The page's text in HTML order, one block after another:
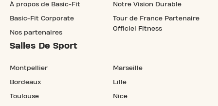
À propos de Basic-Fit
Basic-Fit Corporate
Nos partenaires
Notre Vision Durable
Tour de France Partenaire
Officiel Fitness
Salles De Sport
Montpellier
Bordeaux
Toulouse
Marseille
Lille
Nice